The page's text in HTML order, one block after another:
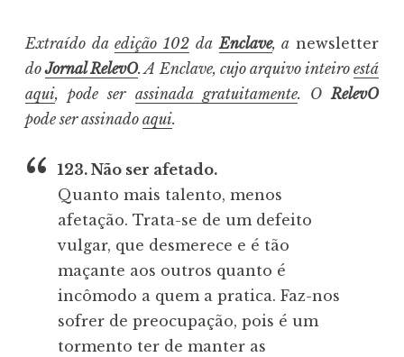
Extraído daedição 102 daEnclave, anewsletter
doJornal RelevO. A Enclave, cujo arquivo inteiro está
aqui, pode ser assinada gratuitamente. ORelevO
pode ser assinado aqui.
123. Não ser afetado.
Quanto mais talento, menos
afetação. Trata-se de um defeito
vulgar, que desmerece e é tão
maçante aos outros quanto é
incômodo a quem a pratica. Faz-nos
sofrer de preocupação, pois é um
tormento ter de manter as